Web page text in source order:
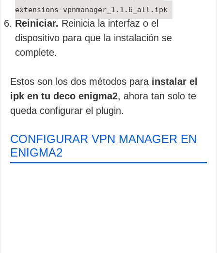
extensions-vpnmanager_1.1.6_all.ipk
Reiniciar. Reinicia la interfaz o el
dispositivo para que la instalación se
complete.
Estos son los dos métodos para instalar el
ipk en tu deco enigma2, ahora tan solo te
queda configurar el plugin.
CONFIGURAR VPN MANAGER EN
ENIGMA2